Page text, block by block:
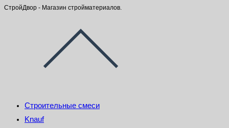
СтройДвор - Магазин стройматериалов.
Строительные смеси
Knauf